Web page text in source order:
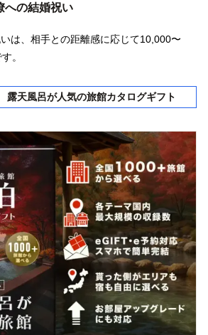
への結婚祝い
は、相手との距離感に応じて10,000〜
。
天風呂が人気の旅館カタログギフト